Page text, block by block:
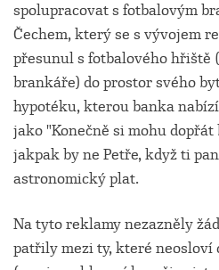
spolupracovat s fotbalovým
Čechem, který se s vývojem
přesunul s fotbalového hřiště
brankáře) do prostor svého
hypotéku, kterou banka
jako "Konečně si mohu
jakpak by ne Petře, když ti
astronomický plat.
Na tyto reklamy nezazněly
patřily mezi ty, které neosloví